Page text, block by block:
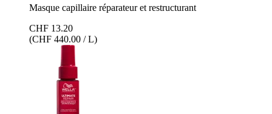
Masque capillaire réparateur et restructurant
CHF 13.20
(CHF 440.00 / L)